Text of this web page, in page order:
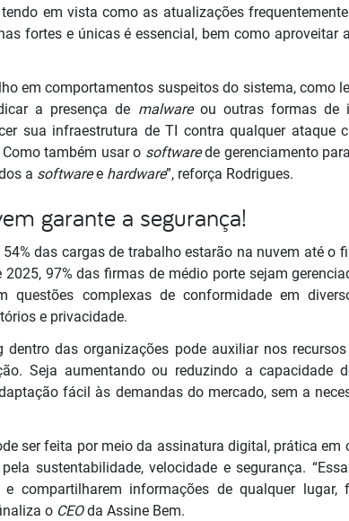
em vista como as atualizações
fortes e únicas é essencial, bem como aproveitar
em comportamentos suspeitos do sistema, como
a presença de malware ou outras formas de
sua infraestrutura de TI contra qualquer ataque
também usar o softwarede gerenciamento
a softwaree hardware”, reforça Rodrigues.
garante a segurança!
das cargas de trabalho estarão na nuvem até o
97% das firmas de médio porte sejam
questões complexas de conformidade em
e privacidade.
das organizações pode auxiliar nos
Seja aumentando ou reduzindo a capacidade
fácil às demandas do mercado, sem a
ser feita por meio da assinatura digital, prática em
sustentabilidade, velocidade e segurança.
compartilharem informações de qualquer
o CEOda Assine Bem.